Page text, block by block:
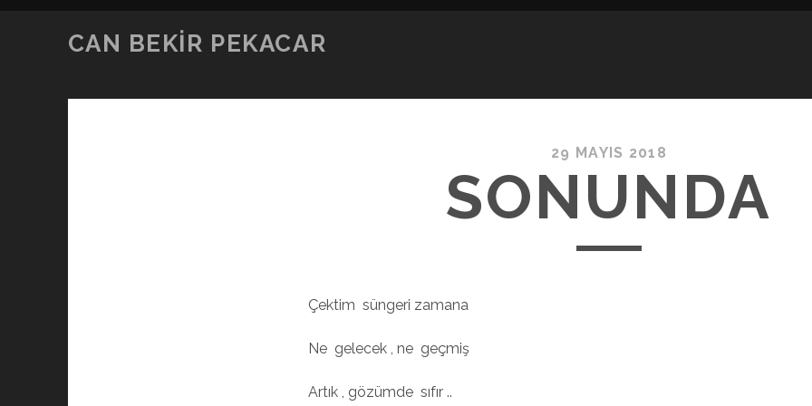
CAN BEKIR PEKACAR
29 MAYIS 2018
SONUNDA
Çektim süngeri zamana
Ne gelecek , ne geçmiş
Artık , gözümde sıfır ..